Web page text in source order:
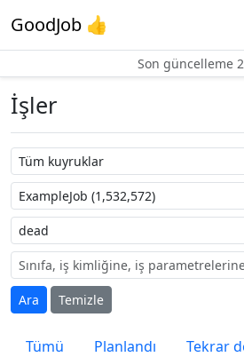
GoodJob 👍
Son güncelleme
İşler
Kuyruk adı
İş adı
Etiket
Ara
Temizle
Tümü Planlandı
Tekrar